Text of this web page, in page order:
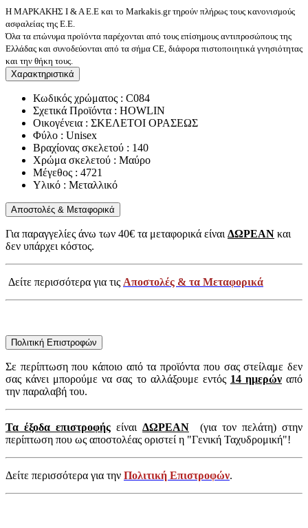
Η ΜΑΡΚΑΚΗΣ Ι & Α Ε.Ε και το Markakis.gr τηρούν πλήρως τους κανονισμούς
ασφαλείας της Ε.Ε.
Όλα τα επώνυμα προϊόντα παρέχονται από τους επίσημους αντιπροσώπους της
Ελλάδας και συνοδεύονται από τα σήμα CE, διάφορα πιστοποιητικά γνησιότητας
και την θήκη τους.
Χαρακτηριστικά
Κωδικός χρώματος : C084
Σχετικά Προϊόντα : HOWLIN
Οικογένεια : ΣΚΕΛΕΤΟΙ ΟΡΑΣΕΩΣ
Φύλο : Unisex
Βραχίονας σκελετού : 140
Χρώμα σκελετού : Μαύρο
Μέγεθος : 4721
Υλικό : Μεταλλικό
Αποστολές & Μεταφορικά
Για παραγγελίες άνω των 40€ τα μεταφορικά είναιΔΩΡΕΑΝ και
δεν υπάρχει κόστος.
Δείτε περισσότερα για τις Αποστολές & τα Μεταφορικά
Πολιτική Επιστροφών
Σε περίπτωση που κάποιο από τα προϊόντα που σας στείλαμε δεν
σας κάνει μπορούμε να σας το αλλάξουμε εντός 14 ημερώναπό
την παραλαβή του.
Τα έξοδα επιστροφής είναι ΔΩΡΕΑΝ (για τον πελάτη) στην
περίπτωση που ως αποστολέας οριστεί η "Γενική Ταχυδρομική"!
Δείτε περισσότερα για την Πολιτική Επιστροφών.